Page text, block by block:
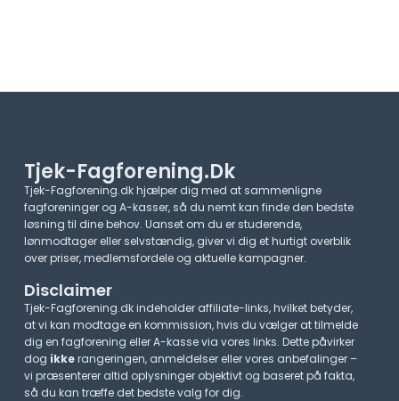
Tjek-Fagforening.dk
Tjek-Fagforening.dk hjælper dig med at sammenligne
fagforeninger og A-kasser, så du nemt kan finde den bedste
løsning til dine behov. Uanset om du er studerende,
lønmodtager eller selvstændig, giver vi dig et hurtigt overblik
over priser, medlemsfordele og aktuelle kampagner.​
Disclaimer
Tjek-Fagforening.dk indeholder affiliate-links, hvilket betyder,
at vi kan modtage en kommission, hvis du vælger at tilmelde
dig en fagforening eller A-kasse via vores links. Dette påvirker
dog ikkerangeringen, anmeldelser eller vores anbefalinger –
vi præsenterer altid oplysninger objektivt og baseret på fakta,
så du kan træffe det bedste valg for dig.